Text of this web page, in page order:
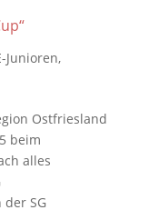
Junioren,
Ostfriesland
beim
alles
SG